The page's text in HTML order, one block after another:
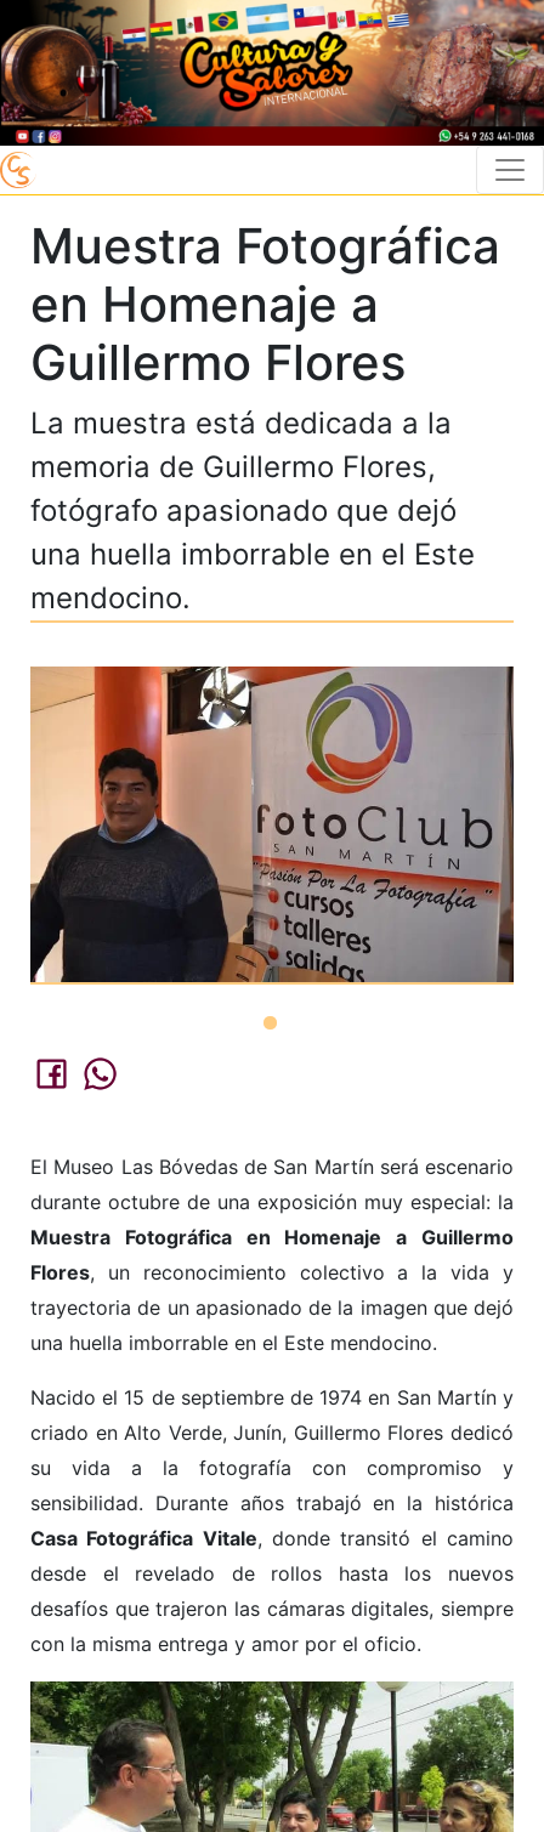
Muestra Fotográfica
en Homenaje a
Guillermo Flores
La muestra está dedicada a la
memoria de Guillermo Flores,
fotógrafo apasionado que dejó
una huella imborrable en el Este
mendocino.
El Museo Las Bóvedas de San Martín será escenario
durante octubre de una exposición muy especial: la
Muestra Fotográfica en Homenaje a Guillermo
Flores, un reconocimiento colectivo a la vida y
trayectoria de un apasionado de la imagen que dejó
una huella imborrable en el Este mendocino.
Nacido el 15 de septiembre de 1974 en San Martín y
criado en Alto Verde, Junín, Guillermo Flores dedicó
su vida a la fotografía con compromiso y
sensibilidad. Durante años trabajó en la histórica
Casa Fotográfica Vitale, donde transitó el camino
desde el revelado de rollos hasta los nuevos
desafíos que trajeron las cámaras digitales, siempre
con la misma entrega y amor por el oficio.